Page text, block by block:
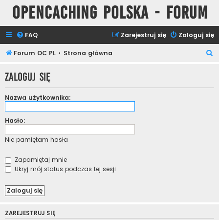
Opencaching Polska - Forum
FAQ Zaloguj się
Zarejestruj się
Forum OC PL Strona główna
k
Zaloguj się
Nazwa użytkownika:
Hasło:
Nie pamiętam hasła
Zapamiętaj mnie
Ukryj mój status podczas tej sesji
ZAREJESTRUJ SIĘ